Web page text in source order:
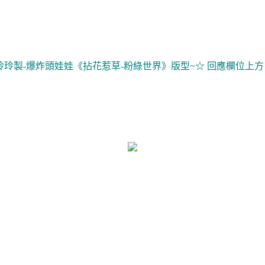
製-爆炸頭娃娃《拈花惹草-粉綠世界》版型~☆ 回應欄位上